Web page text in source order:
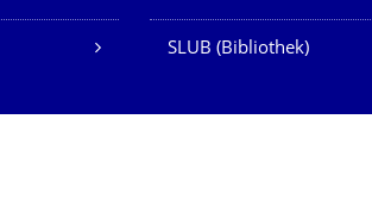
SLUB (Bibliothek)